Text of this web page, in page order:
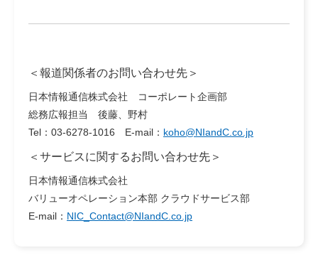
＜報道関係者のお問い合わせ先＞
日本情報通信株式会社 コーポレート企画部
総務広報担当 後藤、野村
Tel：03-6278-1016 E-mail： koho@NIandC.co.jp
＜サービスに関するお問い合わせ先＞
日本情報通信株式会社
バリューオペレーション本部 クラウドサービス部
E-mail： NIC_Contact@NIandC.co.jp